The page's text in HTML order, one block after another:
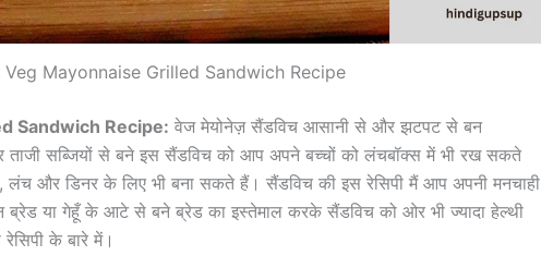
Mayonnaise Grilled Sandwich Recipe
Sandwich Recipe: वेज मेयोनेज़ सैंडविच आसानी से और झटपट से बन
ताजी सब्जियों से बने इस सैंडविच को आप अपने बच्चों को लंचबॉक्स में भी रख सकते
लंच और डिनर के लिए भी बना सकते हैं। सैंडविच की इस रेसिपी मैं आप अपनी मनचाही
ब्रेड या गेहूँ के आटे से बने ब्रेड का इस्तेमाल करके सैंडविच को ओर भी ज्यादा हेल्थी
के बारे में।